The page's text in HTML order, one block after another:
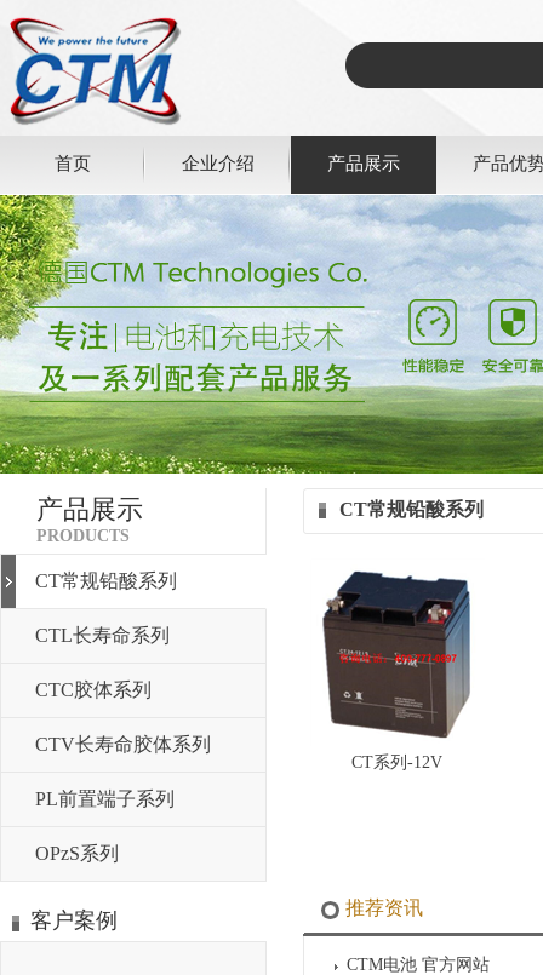
首页 企业介绍 产品展示 产品优
产品展示
PRODUCTS
CT常规铅酸系列
CTL长寿命系列
CTC胶体系列
CTV长寿命胶体系列
PL前置端子系列
OPzS系列
客户案例
CT常规铅酸系列
CT系列-12V
推荐资讯
CTM电池 官方网站